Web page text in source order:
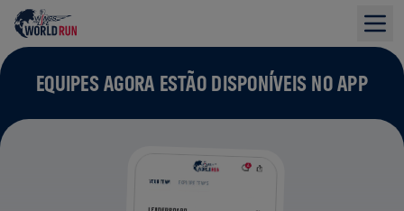
EQUIPES AGORA ESTÃO DISPONÍVEIS NO APP